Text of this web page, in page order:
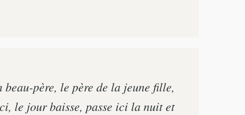
père, le père de la jeune fille,
le jour baisse, passe ici la nuit et